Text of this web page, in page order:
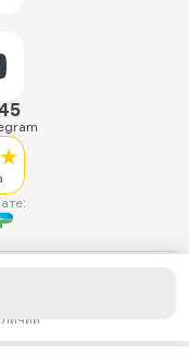
экипировки,